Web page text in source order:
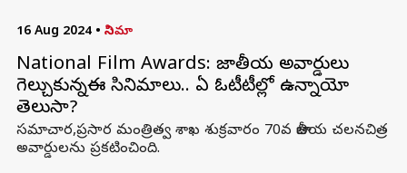
16 Aug 2024 • సినిమా
National Film Awards: జాతీయ అవార్డులు
గెల్చుకున్నఈ సినిమాలు.. ఏ ఓటీటీల్లో ఉన్నాయో
తెలుసా?
సమాచార,ప్రసార మంత్రిత్వ శాఖ శుక్రవారం 70వ జాతీయ చలనచిత్ర
అవార్డులను ప్రకటించింది.